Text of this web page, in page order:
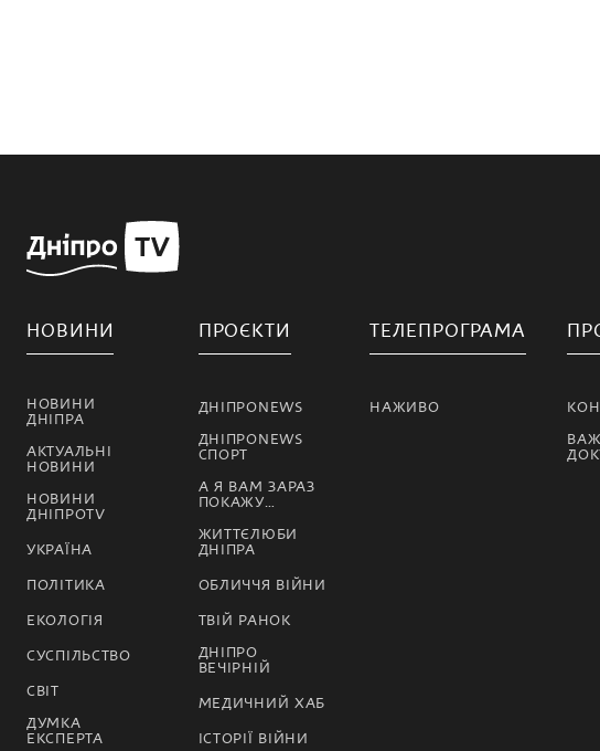
НОВИНИ
НОВИНИ
ДНІПРА
АКТУАЛЬНІ
НОВИНИ
НОВИНИ
ДНІПРОTV
УКРАЇНА
ПОЛІТИКА
ЕКОЛОГІЯ
СУСПІЛЬСТВО
СВІТ
ДУМКА
ЕКСПЕРТА
ПРОЄКТИ
ДНІПРОNEWS
ДНІПРОNEWS
СПОРТ
А Я ВАМ ЗАРАЗ
ПОКАЖУ…
ЖИТТЄЛЮБИ
ДНІПРА
ОБЛИЧЧЯ ВІЙНИ
ТВІЙ РАНОК
ДНІПРО
ВЕЧІРНІЙ
МЕДИЧНИЙ ХАБ
ІСТОРІЇ ВІЙНИ
ТЕЛЕПРОГРАМА
НАЖИВО